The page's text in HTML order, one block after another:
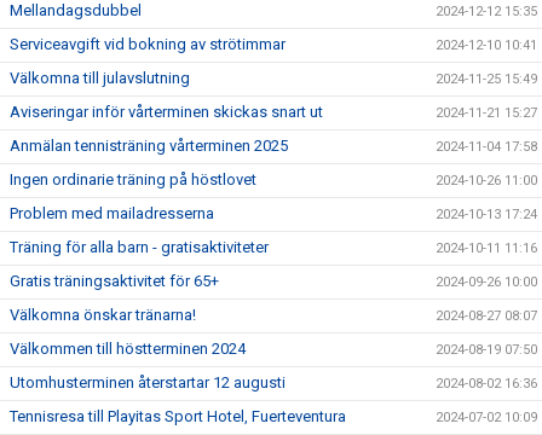
Mellandagsdubbel 2024-12-12 15:35
Serviceavgift vid bokning av strötimmar 2024-12-10 10:41
Välkomna till julavslutning 2024-11-25 15:49
Aviseringar inför vårterminen skickas snart ut 2024-11-21 15:27
Anmälan tennisträning vårterminen 2025 2024-11-04 17:58
Ingen ordinarie träning på höstlovet 2024-10-26 11:00
Problem med mailadresserna 2024-10-13 17:24
Träning för alla barn - gratisaktiviteter 2024-10-11 11:16
Gratis träningsaktivitet för 65+ 2024-09-26 10:00
Välkomna önskar tränarna! 2024-08-27 08:07
Välkommen till höstterminen 2024 2024-08-19 07:50
Utomhusterminen återstartar 12 augusti 2024-08-02 16:36
Tennisresa till Playitas Sport Hotel, Fuerteventura 2024-07-02 10:09